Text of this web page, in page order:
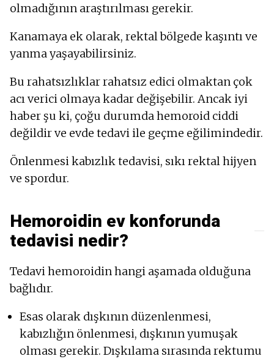
olmadığının araştırılması gerekir.
Kanamaya ek olarak, rektal bölgede kaşıntı ve
yanma yaşayabilirsiniz.
Bu rahatsızlıklar rahatsız edici olmaktan çok
acı verici olmaya kadar değişebilir. Ancak iyi
haber şu ki, çoğu durumda hemoroid ciddi
değildir ve evde tedavi ile geçme eğilimindedir.
Önlenmesi kabızlık tedavisi, sıkı rektal hijyen
ve spordur.
Hemoroidin ev konforunda
tedavisi nedir?
Tedavi hemoroidin hangi aşamada olduğuna
bağlıdır.
Esas olarak dışkının düzenlenmesi,
kabızlığın önlenmesi, dışkının yumuşak
olması gerekir. Dışkılama sırasında rektumu